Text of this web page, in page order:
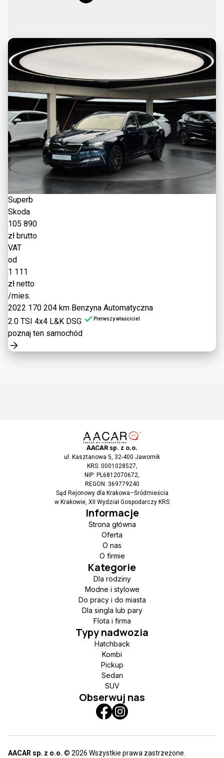
Superb
Skoda
105 890
zł brutto
VAT
od
1 111
zł netto
/mies.
2022 170 204 km Benzyna Automatyczna
2.0 TSI 4x4 L&K DSG
Pierwszy właściciel
poznaj ten samochód
AACAR sp. z o.o.
ul. Kasztanowa 5, 32-400 Jawornik
KRS: 0001028527,
NIP: PL6812070672,
REGON: 369779240
Sąd Rejonowy dla Krakowa–Śródmieścia
w Krakowie, XII Wydział Gospodarczy KRS
Informacje
Strona główna
Oferta
O nas
O firmie
Kategorie
Dla rodziny
Modne i stylowe
Do pracy i do miasta
Dla singla lub pary
Flota i firma
Typy nadwozia
Hatchback
Kombi
Pickup
Sedan
SUV
Obserwuj nas
AACAR sp. z o.o. © 2026 Wszystkie prawa zastrzeżone.